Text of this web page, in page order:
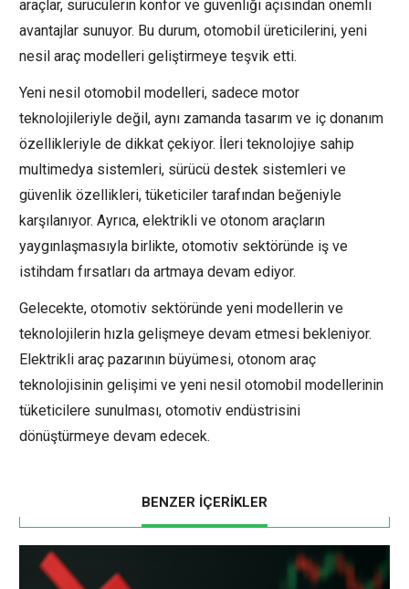
araçlar, sürücülerin konfor ve güvenliği açısından önemli
avantajlar sunuyor. Bu durum, otomobil üreticilerini, yeni
nesil araç modelleri geliştirmeye teşvik etti.
Yeni nesil otomobil modelleri, sadece motor
teknolojileriyle değil, aynı zamanda tasarım ve iç donanım
özellikleriyle de dikkat çekiyor. İleri teknolojiye sahip
multimedya sistemleri, sürücü destek sistemleri ve
güvenlik özellikleri, tüketiciler tarafından beğeniyle
karşılanıyor. Ayrıca, elektrikli ve otonom araçların
yaygınlaşmasıyla birlikte, otomotiv sektöründe iş ve
istihdam fırsatları da artmaya devam ediyor.
Gelecekte, otomotiv sektöründe yeni modellerin ve
teknolojilerin hızla gelişmeye devam etmesi bekleniyor.
Elektrikli araç pazarının büyümesi, otonom araç
teknolojisinin gelişimi ve yeni nesil otomobil modellerinin
tüketicilere sunulması, otomotiv endüstrisini
dönüştürmeye devam edecek.
BENZER İÇERİKLER